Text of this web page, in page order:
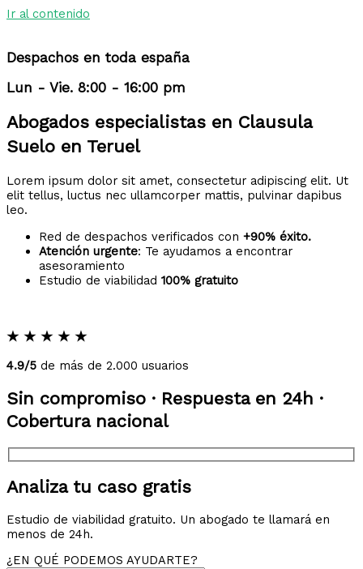
Ir al contenido
Despachos en toda españa
Lun - Vie. 8:00 - 16:00 pm
Abogados especialistas en Clausula
Suelo en Teruel
Lorem ipsum dolor sit amet, consectetur adipiscing elit. Ut
elit tellus, luctus nec ullamcorper mattis, pulvinar dapibus
leo.
Red de despachos verificados con +90% éxito.
Atención urgente: Te ayudamos a encontrar
asesoramiento
Estudio de viabilidad 100% gratuito
★ ★ ★ ★ ★
4.9/5 de más de 2.000 usuarios
Sin compromiso · Respuesta en 24h ·
Cobertura nacional
Analiza tu caso gratis
Estudio de viabilidad gratuito. Un abogado te llamará en
menos de 24h.
¿EN QUÉ PODEMOS AYUDARTE?